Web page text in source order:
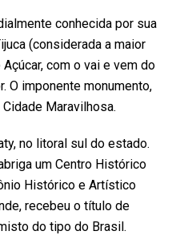
conhecida por sua
(considerada a maior
com o vai e vem do
O imponente monumento,
Maravilhosa.
no litoral sul do estado.
um Centro Histórico
Histórico e Artístico
recebeu o título de
do tipo do Brasil.